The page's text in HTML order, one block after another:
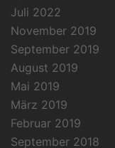
Juli 2022
November 2019
September 2019
August 2019
Mai 2019
März 2019
Februar 2019
September 2018